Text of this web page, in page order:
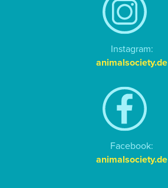
Instagram:
animalsociety.de
Facebook:
animalsociety.de